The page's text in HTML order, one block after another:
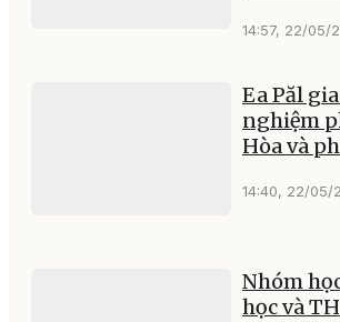
14:57, 22/05/
Ea Păl
nghiệm
Hòa và
14:40, 22/05/
Nhóm
học và